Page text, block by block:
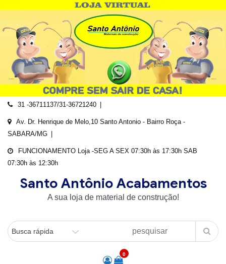
content
31 -36711137/31-36721240
Av. Dr. Henrique de Melo,10 Santo Antonio - Bairro Roça -
SABARA/MG
FUNCIONAMENTO Loja -SEG A SEX 07:30h às 17:30h SAB
07:30h às 12:30h
Santo Antônio Acabamentos
A sua loja de material de construção!
0